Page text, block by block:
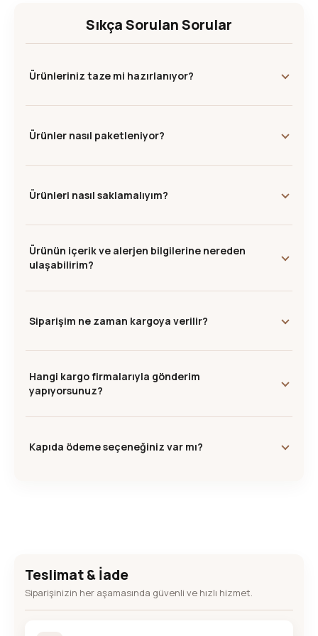
Sıkça Sorulan Sorular
Ürünleriniz taze mi hazırlanıyor?
Ürünler nasıl paketleniyor?
Ürünleri nasıl saklamalıyım?
Ürünün içerik ve alerjen bilgilerine nereden
ulaşabilirim?
Siparişim ne zaman kargoya verilir?
Hangi kargo firmalarıyla gönderim
yapıyorsunuz?
Kapıda ödeme seçeneğiniz var mı?
Teslimat & İade
Siparişinizin her aşamasında güvenli ve hızlı hizmet.